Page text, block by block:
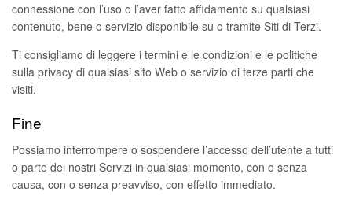
connessione con l’uso o l’aver fatto affidamento su qualsiasi
contenuto, bene o servizio disponibile su o tramite Siti di Terzi.
Ti consigliamo di leggere i termini e le condizioni e le politiche
sulla privacy di qualsiasi sito Web o servizio di terze parti che
visiti.
Fine
Possiamo interrompere o sospendere l’accesso dell’utente a tutti
o parte dei nostri Servizi in qualsiasi momento, con o senza
causa, con o senza preavviso, con effetto immediato.